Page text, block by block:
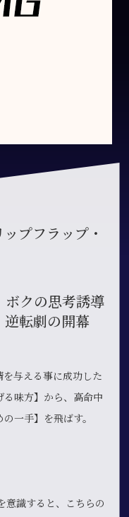
プフラップ・
ボクの思考誘導
転劇の開幕
を与える事に成功した
る味方】から、高命中
一手】を飛ばす。
識すると、こちらの